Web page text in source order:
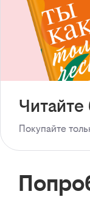
Покупайте